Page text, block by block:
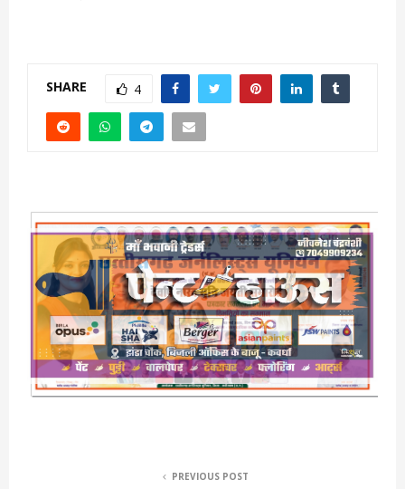
SHARE 4
PREVIOUS POST